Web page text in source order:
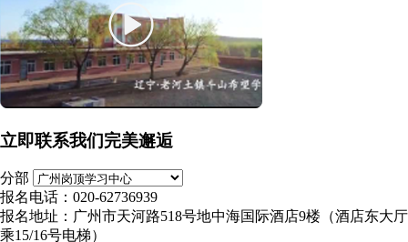
立即联系我们完美邂逅
分部
报名电话：020-62736939
报名地址：广州市天河路518号地中海国际酒店9楼（酒店东大厅
乘15/16号电梯）